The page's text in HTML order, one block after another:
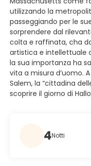
utilizzando la
passeggiando per le
sorprendere dal
colta e raffinata, cha
artistica e intellettuale
la sua importanza ha
vita a misura d’uomo.
Salem, la “cittadina
scoprire il giorno di
4Notti